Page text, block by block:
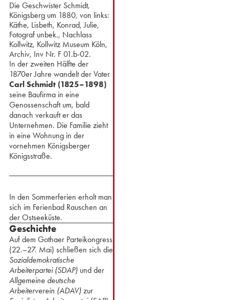
Die Geschwister Schmidt,
Königsberg um 1880, von links:
Käthe, Lisbeth, Konrad, Julie,
Fotograf unbek., Nachlass
Kollwitz, Kollwitz Museum Köln,
Archiv, Inv Nr. F 01.b-02.
In der zweiten Hälfte der
1870er Jahre wandelt der Vater
Carl Schmidt (1825–1898)
seine Baufirma in eine
Genossenschaft um, bald
danach verkauft er das
Unternehmen. Die Familie zieht
in eine Wohnung in der
vornehmen Königsberger
Königsstraße.
In den Sommerferien erholt man
sich im Ferienbad Rauschen an
der Ostseeküste.
Geschichte
Auf dem Gothaer Parteikongress
(22.–27. Mai) schließen sich die
Sozialdemokratische
Arbeiterpartei (SDAP)und der
Allgemeine deutsche
Arbeiterverein (ADAV) zur